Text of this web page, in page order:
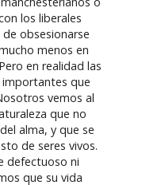
los liberales
obsesionarse
menos en
en realidad las
importantes que
vemos al
que no
alma, y que se
de seres vivos.
defectuoso ni
que su vida